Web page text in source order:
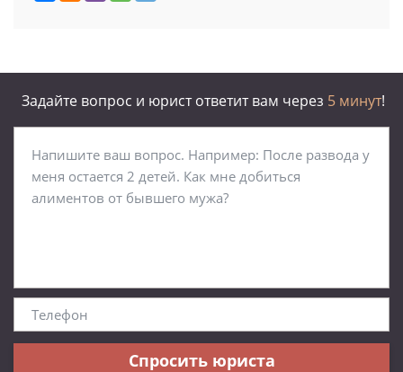
Задайте вопрос и юрист ответит вам через 5 минут!
Спросить юриста